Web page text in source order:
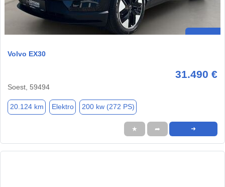
Volvo EX30
31.490 €
Soest, 59494
20.124 km Elektro 200 kw (272 PS)
★ ➦ ➜